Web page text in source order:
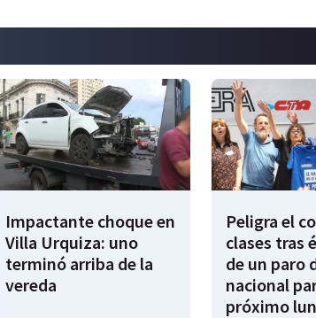
Impactante choque en
Villa Urquiza: uno
terminó arriba de la
vereda
Peligra el
clases tras
de un paro
nacional
próximo